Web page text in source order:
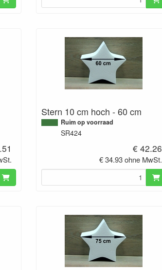
Stern 10 cm hoch - 60 cm
Ruim op voorraad
SR424
€ 42.26
€ 34.93 ohne MwSt.